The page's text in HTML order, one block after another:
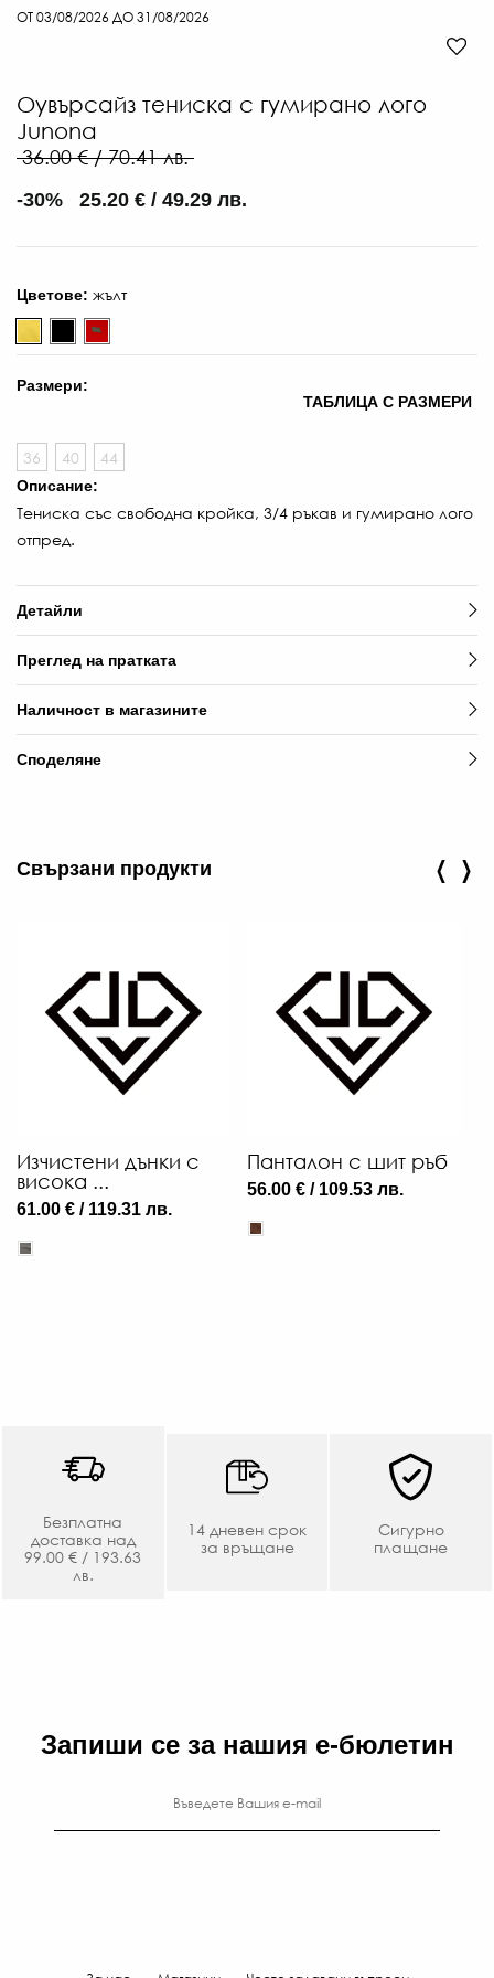
ОТ 03/08/2026 ДО 31/08/2026
Оувърсайз тениска с гумирано лого
Junona
36.00 € / 70.41 лв.
-30% 25.20 € / 49.29 лв.
Цветове: жълт
Размери:
ТАБЛИЦА С РАЗМЕРИ
36 40 44
Описание:
Тениска със свободна кройка, 3/4 ръкав и гумирано лого
отпред.
Детайли
Преглед на пратката
Наличност в магазините
Споделяне
Свързани продукти ‹ ›
Изчистени дънки с
висока ...
61.00 € / 119.31 лв.
Панталон с шит ръб
56.00 € / 109.53 лв.
Безплатна
доставка над
99.00 € / 193.63
лв.
14 дневен срок
за връщане
Сигурно
плащане
Запиши се за нашия е-бюлетин